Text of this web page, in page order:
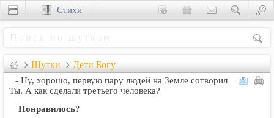
Шутки Дети Богу
- Ну, хорошо, первую пару людей на Земле сотворил
Ты. А как сделали третьего человека?
Понравилось?
Стихи